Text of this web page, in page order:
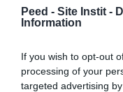
Peed - Site Instit -
Information
If you wish to opt-out
processing of your
targeted advertising